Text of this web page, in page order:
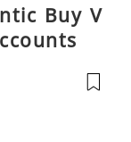
Buy V